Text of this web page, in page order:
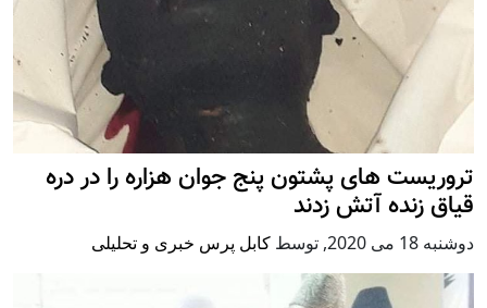
تروریست های پشتون پنج جوان هزاره را در دره
قیاق زنده آتش زدند
دوشنبه 18 می 2020 , توسط کابل پرس خبری و تحلیلی